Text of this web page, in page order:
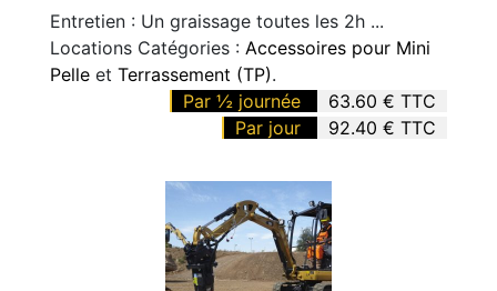
Entretien : Un graissage toutes les 2h ...
Locations Catégories : Accessoires pour Mini
Pelle et Terrassement (TP).
Par ½ journée
63.60 € TTC
Par jour
92.40 € TTC